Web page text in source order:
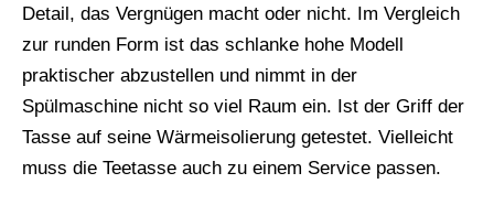
Detail, das Vergnügen macht oder nicht. Im Vergleich
zur runden Form ist das schlanke hohe Modell
praktischer abzustellen und nimmt in der
Spülmaschine nicht so viel Raum ein. Ist der Griff der
Tasse auf seine Wärmeisolierung getestet. Vielleicht
muss die Teetasse auch zu einem Service passen.